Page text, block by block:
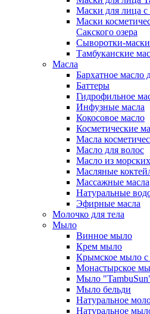
Маски для лица с
Маски
Сакского озера
Сыворотки-
Тамбуканские
Масла
Бархатное масло
Баттеры
Гидрофильное
Инфузные масла
Кокосовое масло
Косметические
Масла
Масло для волос
Масло из
Масляные
Массажные масла
Натуральные
Эфирные масла
Молочко для тела
Мыло
Винное мыло
Крем мыло
Крымское мыло с
Монастырское
Мыло
Мыло бельди
Натуральное
Натуральное